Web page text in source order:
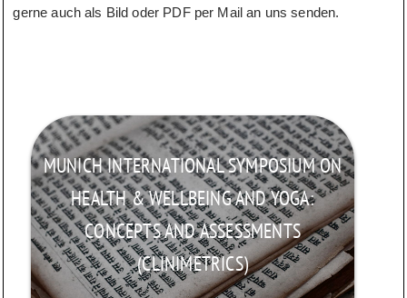
gerne auch als Bild oder PDF per Mail an uns senden.
MUNICH INTERNATIONAL SYMPOSIUM ON
HEALTH & WELLBEING AND YOGA:
CONCEPTS AND ASSESSMENTS
(CLINIMETRICS)